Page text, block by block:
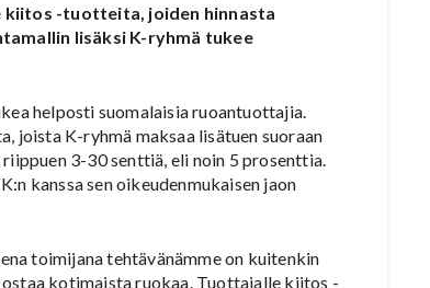
kiitos -tuotteita, joiden hinnasta
lisäksi K-ryhmä tukee
helposti suomalaisia ruoantuottajia.
joista K-ryhmä maksaa lisätuen suoraan
3-30 senttiä, eli noin 5 prosenttia.
kanssa sen oikeudenmukaisen jaon
toimijana tehtävänämme on kuitenkin
kotimaista ruokaa. Tuottajalle kiitos -